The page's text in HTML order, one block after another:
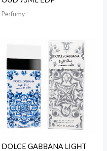
Perfumy
DOLCE GABBANA LIGHT